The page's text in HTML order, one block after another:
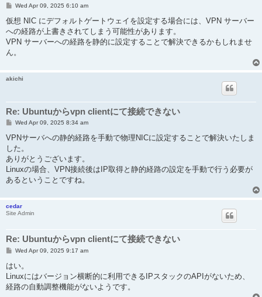
P
s
t
Wed Apr 09, 2025 6:10 am
仮想 NIC にデフォルトゲートウェイを設定する場合には、VPN サーバー
への経路が上書きされてしまう可能性があります。
VPN サーバーへの経路を静的に設定することで解決できるかもしれませ
ん。
akichi
Re: Ubuntuからvpn clientにて接続できない
P
s
Wed Apr 09, 2025 8:34 am
VPNサーバへの静的経路を手動で物理NICに設定することで解決いたしま
した。
ありがとうございます。
Linuxの場合、VPN接続後はIP取得と静的経路の設定を手動で行う必要が
あるということですね。
cedar
Site Admin
Re: Ubuntuからvpn clientにて接続できない
P
s
t
Wed Apr 09, 2025 9:17 am
はい。
Linuxにはバージョン横断的に利用できるIPスタックのAPIがないため、
経路の自動調整機能がないようです。